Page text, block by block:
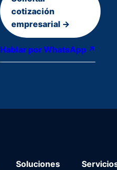
cotización
empresarial →
Hablar por WhatsApp ↗
Soluciones